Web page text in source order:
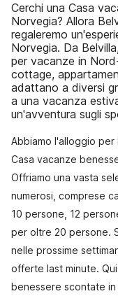
Cerchi una Casa
Norvegia? Allora
regaleremo
Norvegia. Da
per vacanze in
cottage,
adattano a diversi
a una vacanza
un'avventura sugli
Abbiamo l'alloggio
Casa vacanze
Offriamo una vasta
numerosi, comprese
10 persone, 12
per oltre 20 persone.
nelle prossime
offerte last minute.
benessere scontate